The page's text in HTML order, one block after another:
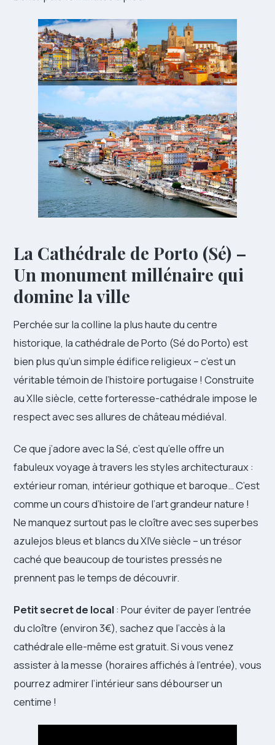
La Cathédrale de Porto (Sé) –
Un monument millénaire qui
domine la ville
Perchée sur la colline la plus haute du centre
historique, la cathédrale de Porto (Sé do Porto) est
bien plus qu’un simple édifice religieux – c’est un
véritable témoin de l’histoire portugaise ! Construite
au XIIe siècle, cette forteresse-cathédrale impose le
respect avec ses allures de château médiéval.
Ce que j’adore avec la Sé, c’est qu’elle offre un
fabuleux voyage à travers les styles architecturaux :
extérieur roman, intérieur gothique et baroque… C’est
comme un cours d’histoire de l’art grandeur nature !
Ne manquez surtout pas le cloître avec ses superbes
azulejos bleus et blancs du XIVe siècle – un trésor
caché que beaucoup de touristes pressés ne
prennent pas le temps de découvrir.
Petit secret de local : Pour éviter de payer l’entrée
du cloître (environ 3€), sachez que l’accès à la
cathédrale elle-même est gratuit. Si vous venez
assister à la messe (horaires affichés à l’entrée), vous
pourrez admirer l’intérieur sans débourser un
centime !